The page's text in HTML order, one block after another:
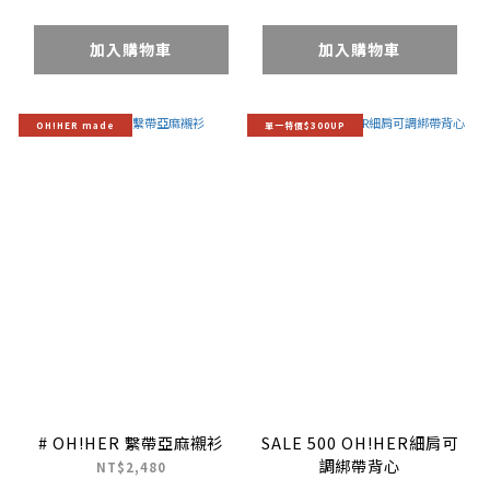
加入購物車 加入購物車
OH!HER made
# OH!HER 繫帶亞麻襯衫
NT$2,480
單一特價$300UP
SALE 500 OH!HER細肩可
調綁帶背心